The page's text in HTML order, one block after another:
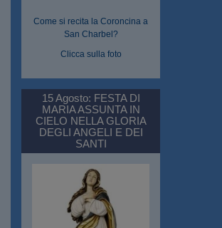
Come si recita la Coroncina a
San Charbel?
Clicca sulla foto
15 Agosto: FESTA DI
MARIA ASSUNTA IN
CIELO NELLA GLORIA
DEGLI ANGELI E DEI
SANTI